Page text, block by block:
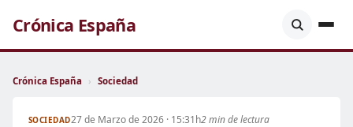
Crónica España
Crónica España › Sociedad
SOCIEDAD27 de Marzo de 2026 · 15:31h2 min de lectura